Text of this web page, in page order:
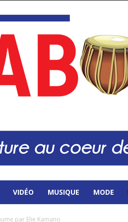
VIDÉO MUSIQUE MODE
par Elie Kamano